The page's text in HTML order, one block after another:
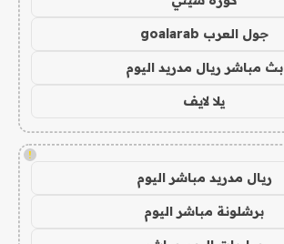
جول العرب goalarab
بث مباشر ريال مدريد اليوم
يلا لايف
!
ريال مدريد مباشر اليوم
برشلونة مباشر اليوم